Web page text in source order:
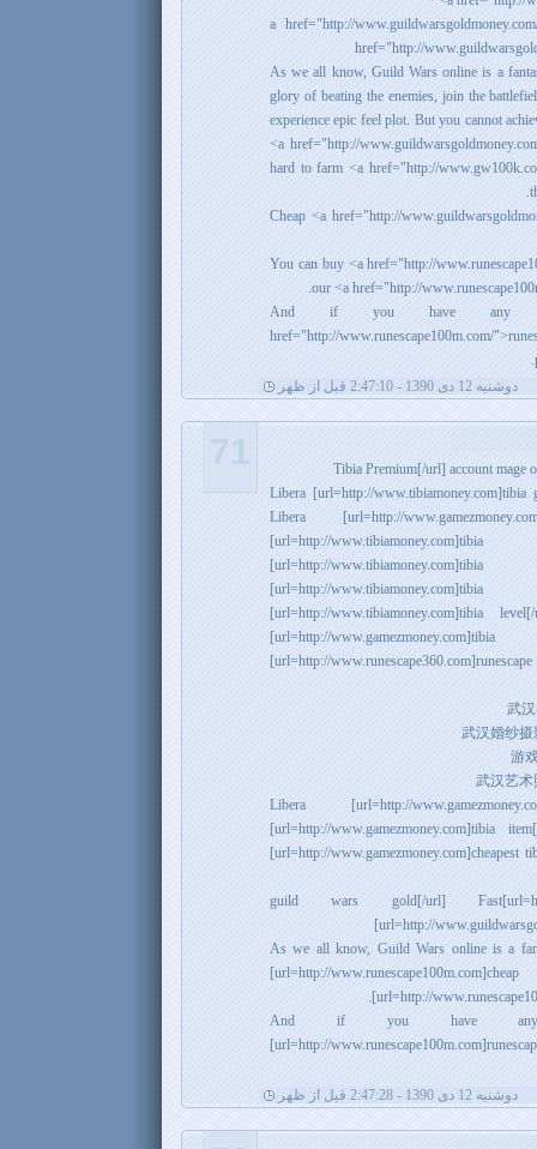
<a href="http://
href="http://
As we all know, Guild Wars online is a
glory of beating the enemies, join the
experience epic feel plot. But you cannot
<a href="http://
hard to farm <a href="http://
Cheap <a href="http://
You can buy <a href="http://
our <a href="http://
And if you have any
href="http://www.runescape100m.com/
دوشنبه 12 دی 1390 - 2:47:10 قبل از ظهر
Libera [url=http://
Libera [url=http://
[url=http://
[url=http://
[url=http://
[url=http://www.tibiamoney.com]tibia
[url=http://
[url=http://
Libera [url=http://
[url=http://www.gamezmoney.com]tibia
[url=http://
[url=http://www.guildwarsgoldmoney.com]guild wars gold[/url] Fast
[url=http://
As we all know, Guild Wars online is a
[url=http://
[url=http://
And if you have
[url=http://
دوشنبه 12 دی 1390 - 2:47:28 قبل از ظهر